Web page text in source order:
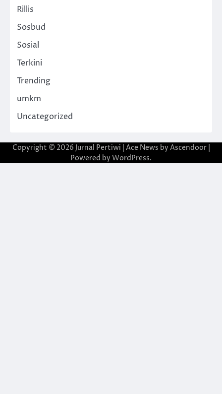
Rillis
Sosbud
Sosial
Terkini
Trending
umkm
Uncategorized
Copyright © 2026 Jurnal Pertiwi | Ace News by Ascendoor|
Powered by WordPress.